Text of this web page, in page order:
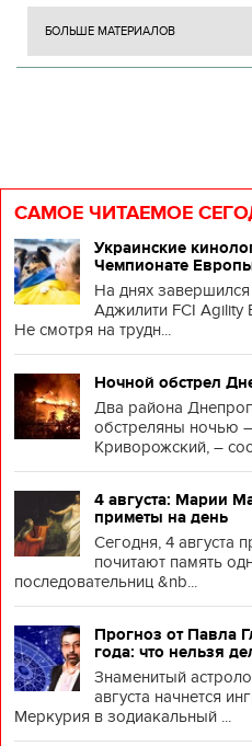
БОЛЬШЕ МАТЕРИАЛОВ
САМОЕ ЧИТАЕМОЕ
Украинские
Чемпионате
На днях
Аджилити FCI Agility
Не смотря на трудн...
Ночной обстрел
Два района
обстреляны ночью
Криворожский, –
4 августа: Марии
приметы на день
Сегодня, 4 августа
почитают память
последовательниц &nb...
Прогноз от Павла
года: что нельзя
Знаменитый
августа начнется
Меркурия в зодиакальный ...